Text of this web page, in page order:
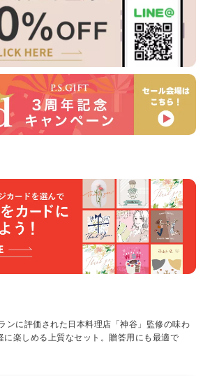
ンに評価された日本料理店「神谷」監修の味わ
に楽しめる上質なセット。贈答用にも最適で